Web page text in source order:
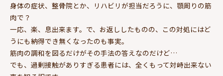
身体の症状、整骨院とか、リハビリが担当だろうに、顎周りの筋
肉で？
一応、楽、息出来ます。で、お返ししたものの、この対処にはど
うにも納得でき無くなったのも事実。
筋肉の調和を図るだけがその手法の答えなのだけど…
でも、過剰接触がありすぎる患者には、全くもって対峙出来ない